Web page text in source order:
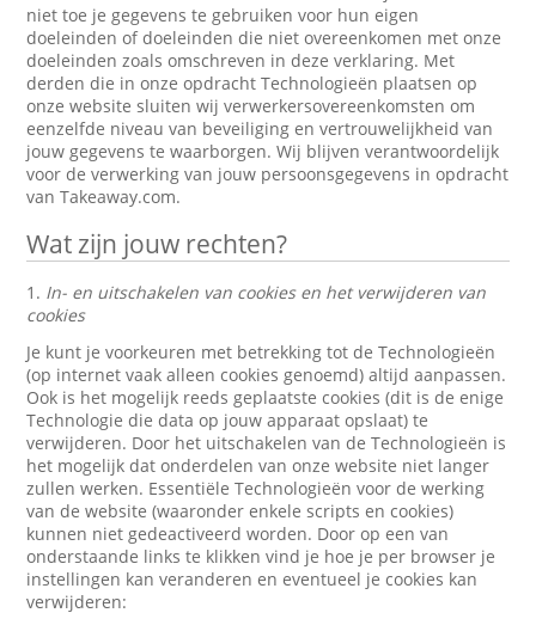
niet toe je gegevens te gebruiken voor hun eigen
doeleinden of doeleinden die niet overeenkomen met onze
doeleinden zoals omschreven in deze verklaring. Met
derden die in onze opdracht Technologieën plaatsen op
onze website sluiten wij verwerkersovereenkomsten om
eenzelfde niveau van beveiliging en vertrouwelijkheid van
jouw gegevens te waarborgen. Wij blijven verantwoordelijk
voor de verwerking van jouw persoonsgegevens in opdracht
van Takeaway.com.
Wat zijn jouw rechten?
1. In- en uitschakelen van cookies en het verwijderen van
cookies
Je kunt je voorkeuren met betrekking tot de Technologieën
(op internet vaak alleen cookies genoemd) altijd aanpassen.
Ook is het mogelijk reeds geplaatste cookies (dit is de enige
Technologie die data op jouw apparaat opslaat) te
verwijderen. Door het uitschakelen van de Technologieën is
het mogelijk dat onderdelen van onze website niet langer
zullen werken. Essentiële Technologieën voor de werking
van de website (waaronder enkele scripts en cookies)
kunnen niet gedeactiveerd worden. Door op een van
onderstaande links te klikken vind je hoe je per browser je
instellingen kan veranderen en eventueel je cookies kan
verwijderen: